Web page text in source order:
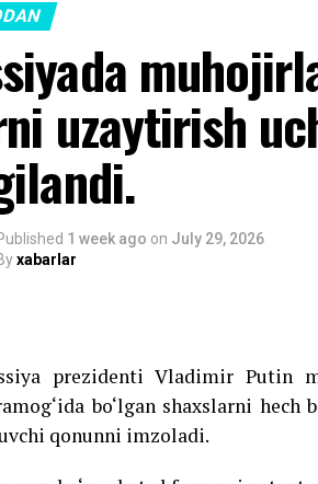
uzaytirish
1 week ago on July 29, 2026
xabarlar
prezidenti Vladimir Putin
bo‘lgan shaxslarni
qonunni imzoladi.